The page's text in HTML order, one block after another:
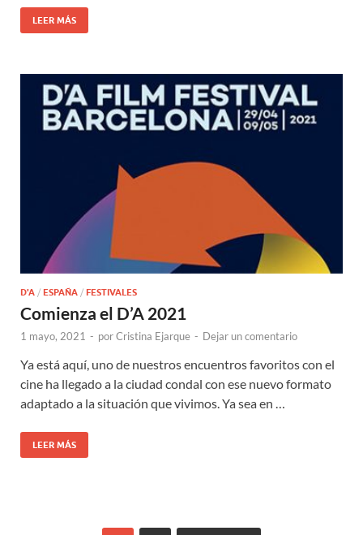
LEER MÁS
D'A / ESPAÑA / FESTIVALES
Comienza el D’A 2021
1 mayo, 2021 - porCristina Ejarque - Dejar un comentario
Ya está aquí, uno de nuestros encuentros favoritos con el
cine ha llegado a la ciudad condal con ese nuevo formato
adaptado a la situación que vivimos. Ya sea en …
LEER MÁS